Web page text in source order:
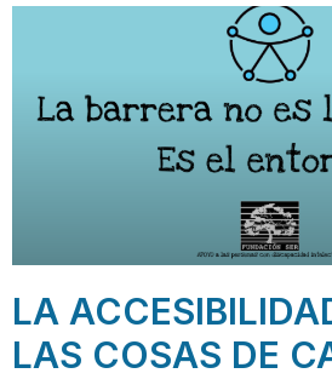
LA
LAS COSAS DE